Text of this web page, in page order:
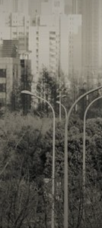
Zum
Inhalt
springen